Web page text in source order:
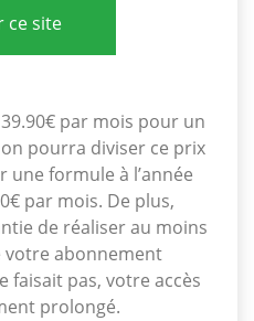
ce site
par mois pour un
pourra diviser ce prix
formule à l’année
par mois. De plus,
de réaliser au moins
votre abonnement
faisait pas, votre accès
prolongé.